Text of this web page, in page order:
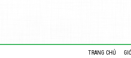
TRANG CHỦ